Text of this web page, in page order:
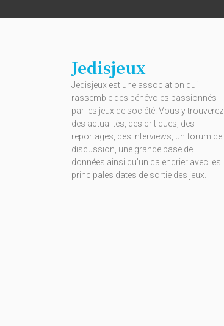
Jedisjeux
Jedisjeux est une association qui
rassemble des bénévoles passionnés
par les jeux de société. Vous y trouverez
des actualités, des critiques, des
reportages, des interviews, un forum de
discussion, une grande base de
données ainsi qu’un calendrier avec les
principales dates de sortie des jeux.